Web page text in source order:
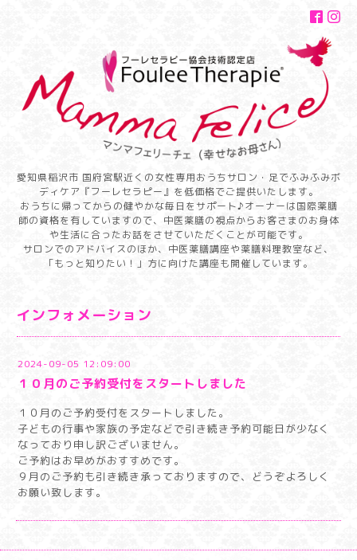
愛知県稲沢市 国府宮駅近くの女性専用おうちサロン・足でふみふみボ
ディケア『フーレセラピー』を低価格でご提供いたします。
おうちに帰ってからの健やかな毎日をサポート♪オーナーは国際薬膳
師の資格を有していますので、中医薬膳の視点からお客さまのお身体
や生活に合ったお話をさせていただくことが可能です。
サロンでのアドバイスのほか、中医薬膳講座や薬膳料理教室など、
「もっと知りたい！」方に向けた講座も開催しています。
インフォメーション
2024-09-05 12:09:00
１０月のご予約受付をスタートしました
１０月のご予約受付をスタートしました。
子どもの行事や家族の予定などで引き続き予約可能日が少なく
なっており申し訳ございません。
ご予約はお早めがおすすめです。
９月のご予約も引き続き承っておりますので、どうぞよろしく
お願い致します。